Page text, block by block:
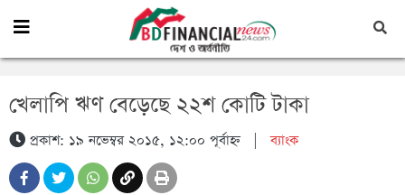
খেলাপি ঋণ বেড়েছে ২২শ কোটি টাকা
প্রকাশ: ১৯ নভেম্বর ২০১৫, ১২:০০ পূর্বাহ্ন|ব্যাংক